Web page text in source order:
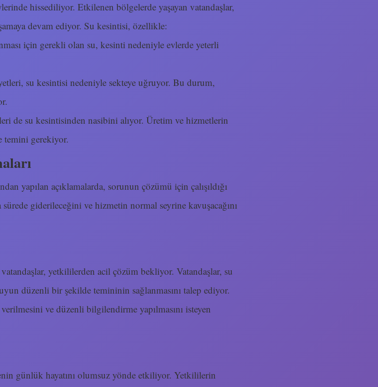
hissediliyor. Etkilenen bölgelerde yaşayan vatandaşlar,
devam ediyor. Su kesintisi, özellikle:
için gerekli olan su, kesinti nedeniyle evlerde yeterli
su kesintisi nedeniyle sekteye uğruyor. Bu durum,
de su kesintisinden nasibini alıyor. Üretim ve hizmetlerin
temini gerekiyor.
yapılan açıklamalarda, sorunun çözümü için çalışıldığı
giderileceğini ve hizmetin normal seyrine kavuşacağını
yetkililerden acil çözüm bekliyor. Vatandaşlar, su
düzenli bir şekilde temininin sağlanmasını talep ediyor.
ve düzenli bilgilendirme yapılmasını isteyen
günlük hayatını olumsuz yönde etkiliyor. Yetkililerin